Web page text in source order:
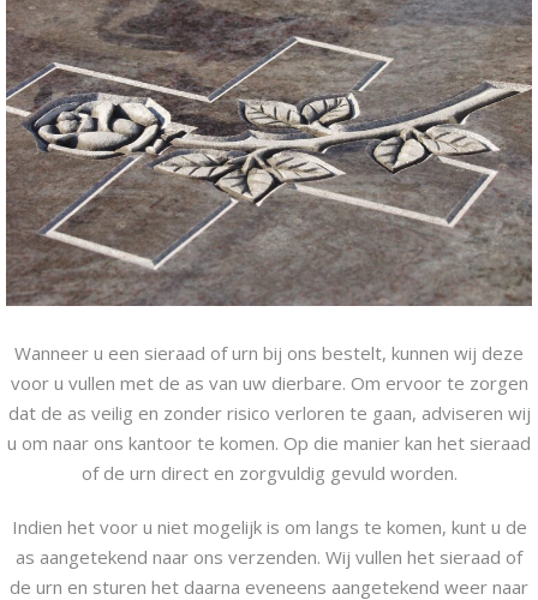
Wanneer u een sieraad of urn bij ons bestelt, kunnen wij deze
voor u vullen met de as van uw dierbare. Om ervoor te zorgen
dat de as veilig en zonder risico verloren te gaan, adviseren wij
u om naar ons kantoor te komen. Op die manier kan het sieraad
of de urn direct en zorgvuldig gevuld worden.
Indien het voor u niet mogelijk is om langs te komen, kunt u de
as aangetekend naar ons verzenden. Wij vullen het sieraad of
de urn en sturen het daarna eveneens aangetekend weer naar